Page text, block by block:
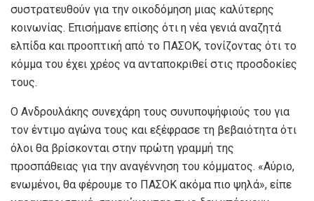
συστρατευθούν για την οικοδόμηση μιας καλύτερης
κοινωνίας. Επισήμανε επίσης ότι η νέα γενιά αναζητά
ελπίδα και προοπτική από το ΠΑΣΟΚ, τονίζοντας ότι το
κόμμα του έχει χρέος να ανταποκριθεί στις προσδοκίες
τους.
Ο Ανδρουλάκης συνεχάρη τους συνυποψήφιούς του για
τον έντιμο αγώνα τους και εξέφρασε τη βεβαιότητα ότι
όλοι θα βρίσκονται στην πρώτη γραμμή της
προσπάθειας για την αναγέννηση του κόμματος. «Αύριο,
ενωμένοι, θα φέρουμε το ΠΑΣΟΚ ακόμα πιο ψηλά», είπε